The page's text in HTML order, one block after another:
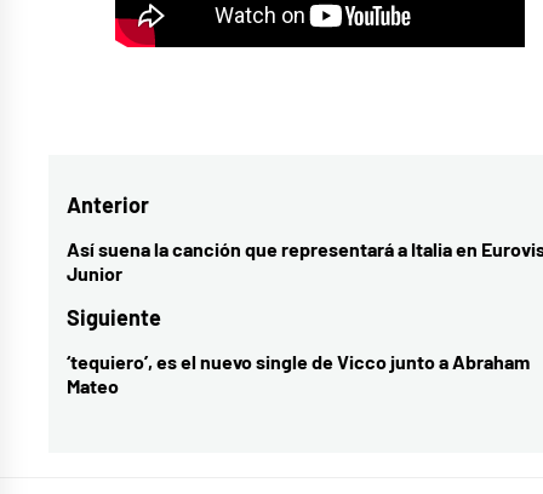
fest
Navegación
de
Anterior
Entrada
anterior:
Así suena la canción que representará a Italia en
Junior
Siguiente
Entrada
siguiente:
‘tequiero’, es el nuevo single de Vicco junto a Abraham
Mateo